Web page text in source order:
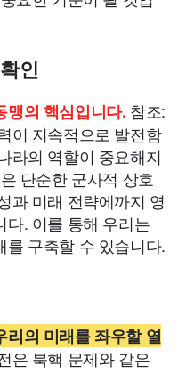
인
맹의 핵심입니다. 참조:
이 지속적으로 발전함
라의 역할이 중요해지
단순한 군사적 상호
과 미래 전략에까지 영
다. 이를 통해 우리는
를 구축할 수 있습니다.
리의 미래를 좌우할 열
은 북핵 문제와 같은